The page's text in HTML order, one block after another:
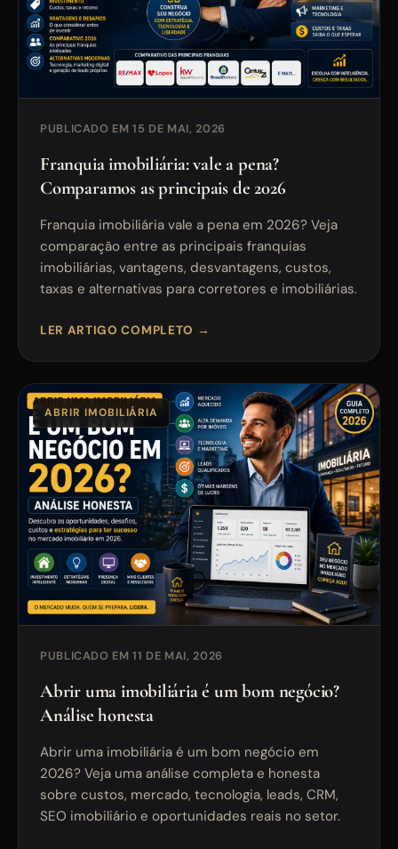
PUBLICADO EM 15 DE MAI, 2026
Franquia imobiliária: vale a pena?
Comparamos as principais de 2026
Franquia imobiliária vale a pena em 2026? Veja
comparação entre as principais franquias
imobiliárias, vantagens, desvantagens, custos,
taxas e alternativas para corretores e imobiliárias.
LER ARTIGO COMPLETO →
ABRIR IMOBILIÁRIA
PUBLICADO EM 11 DE MAI, 2026
Abrir uma imobiliária é um bom negócio?
Análise honesta
Abrir uma imobiliária é um bom negócio em
2026? Veja uma análise completa e honesta
sobre custos, mercado, tecnologia, leads, CRM,
SEO imobiliário e oportunidades reais no setor.